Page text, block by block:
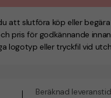
att slutföra köp eller
pris för godkännande
logotyp eller tryckfil vid
Beräknad